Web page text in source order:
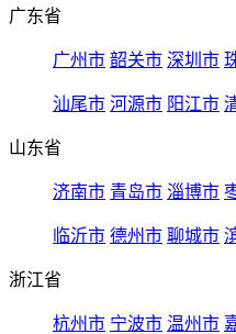
广东省
广州市 韶关市 深圳市
汕尾市 河源市 阳江市
山东省
济南市 青岛市 淄博市
临沂市 德州市 聊城市
浙江省
杭州市 宁波市 温州市